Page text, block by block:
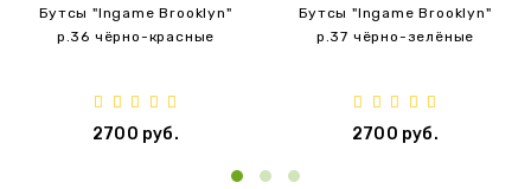
Бутсы "Ingame Brooklyn"
p.36 чёрно-красные
2700 руб.
Бутсы "Ingame Brooklyn"
p.37 чёрно-зелёные
2700 руб.